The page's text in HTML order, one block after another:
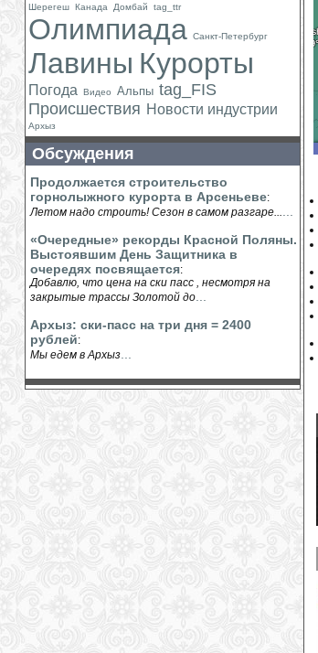
Шерегеш Канада Домбай tag_ttr
Олимпиада Санкт-Петербург
Лавины Курорты
Погода Видео Альпы tag_FIS
Происшествия Новости индустрии
Архыз
Обсуждения
Продолжается строительство
горнолыжного курорта в Арсеньеве:
Летом надо строить! Сезон в самом разгаре...
«Очередные» рекорды Красной Поляны.
Выстоявшим День Защитника в
очередях посвящается:
Добавлю, что цена на ски пасс , несмотря на
закрытые трассы Золотой до
Архыз: ски-пасс на три дня = 2400
рублей:
Мы едем в Архыз